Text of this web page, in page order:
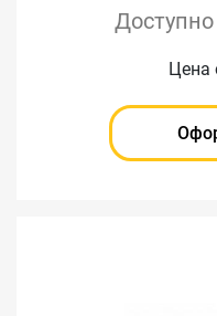
Цена